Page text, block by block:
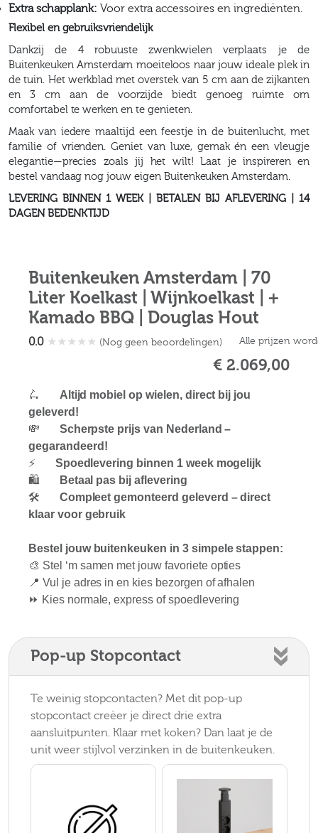
Extra schapplank: Voor extra accessoires en ingrediënten.
Flexibel en gebruiksvriendelijk
Dankzij de 4 robuuste zwenkwielen verplaats je de
Buitenkeuken Amsterdam moeiteloos naar jouw ideale plek in
de tuin. Het werkblad met overstek van 5 cm aan de zijkanten
en 3 cm aan de voorzijde biedt genoeg ruimte om
comfortabel te werken en te genieten.
Maak van iedere maaltijd een feestje in de buitenlucht, met
familie of vrienden. Geniet van luxe, gemak én een vleugje
elegantie—precies zoals jij het wilt! Laat je inspireren en
bestel vandaag nog jouw eigen Buitenkeuken Amsterdam.
LEVERING BINNEN 1 WEEK | BETALEN BIJ AFLEVERING | 14
DAGEN BEDENKTIJD
Buitenkeuken Amsterdam | 70
Liter Koelkast | Wijnkoelkast | +
Kamado BBQ | Douglas Hout
0.0 ★ ★ ★ ★ ★ (Nog geen beoordelingen) Alle prijzen
€ 2.069,00
🛴 Altijd mobiel op wielen, direct bij jou
geleverd!
💸 Scherpste prijs van Nederland –
gegarandeerd!
⚡ Spoedlevering binnen 1 week mogelijk
🛍️
Betaal pas bij aflevering
🛠️ Compleet gemonteerd geleverd – direct
klaar voor gebruik
Bestel jouw buitenkeuken in 3 simpele stappen:
🎨 Stel ‘m samen met jouw favoriete opties
📍 Vul je adres in en kies bezorgen of afhalen
⏩ Kies normale, express of spoedlevering
Pop-up Stopcontact
Te weinig stopcontacten? Met dit pop-up
stopcontact creëer je direct drie extra
aansluitpunten. Klaar met koken? Dan laat je de
unit weer stijlvol verzinken in de buitenkeuken.